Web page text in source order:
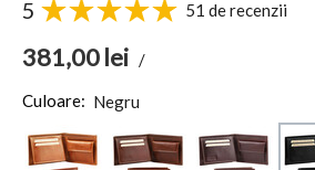
5 51 de recenzii
381,00lei /
Culoare: Negru